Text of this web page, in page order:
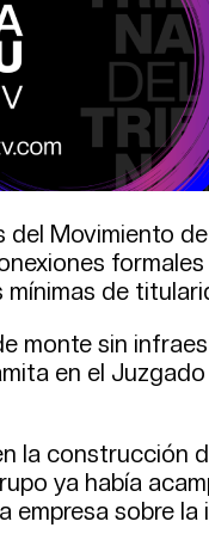
del Movimiento
de
monte sin
en el
la construcción
ya había
empresa sobre